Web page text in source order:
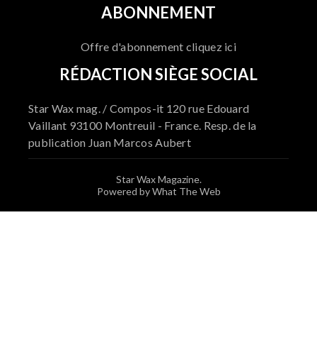
ABONNEMENT
Offre d'abonnement cliquez ici
RÉDACTION SIÈGE SOCIAL
Star Wax mag. / Compos-it 120 rue Edouard
Vaillant 93100 Montreuil - France. Resp. de la
publication Juan Marcos Aubert
Star Wax Magazine.
Powered by What The Web